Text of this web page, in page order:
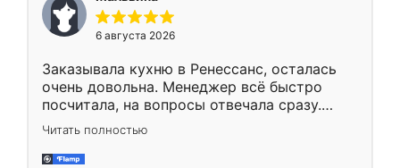
меньше, здесь же он более разнообразный.
Мне нравится ,если что-то потребуется из
мебели буду заказывать только здесь.
6 августа 2026
Заказывала кухню в Ренессанс, осталась
очень довольна. Менеджер всё быстро
посчитала, на вопросы отвечала сразу.
Замерщик приехал в субботу, подошёл к
делу со всей ответственностью. Собрали
за день, ребята работали аккуратно, даже
Читать полностью